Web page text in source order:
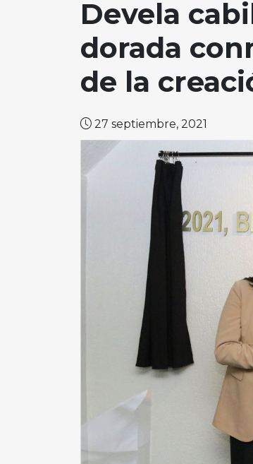
Devela
dorada
de la
27 septiembre, 2021